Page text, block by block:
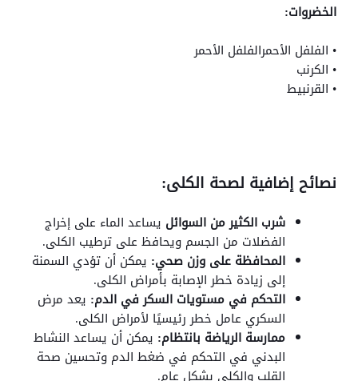
الخضروات:
• الفلفل الأحمرالفلفل الأحمر
• الكرنب
• القرنبيط
نصائح إضافية لصحة الكلى:
شرب الكثير من السوائل يساعد الماء على إخراج
الفضلات من الجسم ويحافظ على ترطيب الكلى.
المحافظة على وزن صحي: يمكن أن تؤدي السمنة
إلى زيادة خطر الإصابة بأمراض الكلى.
التحكم في مستويات السكر في الدم: يعد مرض
السكري عامل خطر رئيسيًا لأمراض الكلى.
ممارسة الرياضة بانتظام: يمكن أن يساعد النشاط
البدني في التحكم في ضغط الدم وتحسين صحة
القلب والكلى بشكل عام.